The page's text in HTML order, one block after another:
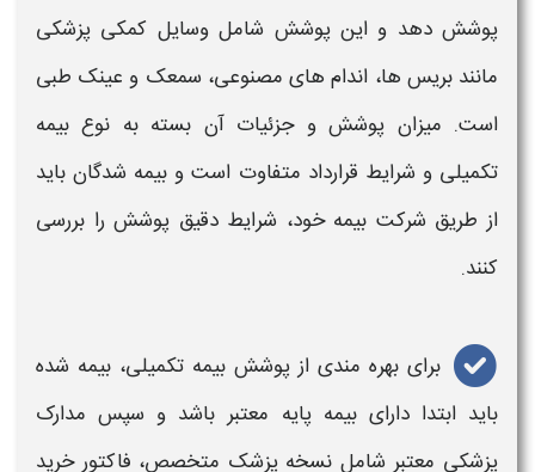
پوشش دهد و این پوشش شاملوسایل کمکی پزشکی
مانند بریس‌ ها، اندام‌ های مصنوعی، سمعک و عینک طبی
است. میزان پوشش و جزئیات آن بسته به نوع بیمه
تکمیلی و شرایط قرارداد متفاوت است و بیمه‌ شدگان باید
از طریق شرکت بیمه خود، شرایط دقیق پوشش را بررسی
کنند.
برای بهره‌ مندی از پوشش بیمه تکمیلی، بیمه‌ شده
باید ابتدا دارای بیمه پایه معتبر باشد و سپس مدارک
پزشکی معتبر شامل نسخه پزشک متخصص، فاکتور خرید